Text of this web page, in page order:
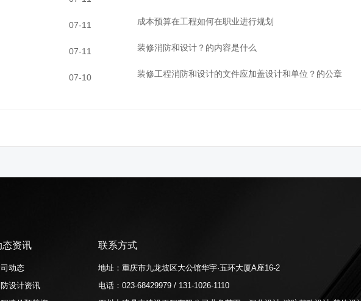
07-11 成本预算在工程如何在职业进行规划
07-11 装修消防和设计？的内容是什么
07-10 装修工程消防和设计的文件应加盖设计和单位？的公章
态资讯
动态
设计资讯
联系方式
地址：重庆市九龙坡区大公馆华宇·五环大厦A座16-2
电话：023-68429979 / 131-1026-1110